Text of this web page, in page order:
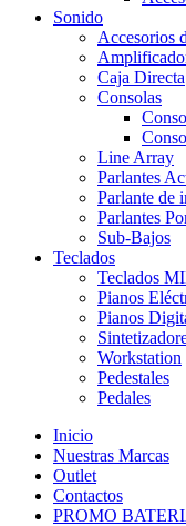
Sonido
Accesorios
Caja Directa
Consolas
Line Array
Parlantes
Parlante de
Parlantes
Sub-Bajos
Teclados
Teclados
Pianos
Pianos
Workstation
Pedestales
Pedales
Inicio
Nuestras Marcas
Outlet
Contactos
PROMO